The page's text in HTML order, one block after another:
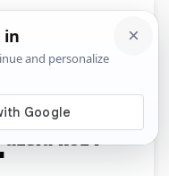
Komentari
bor, a
nož i